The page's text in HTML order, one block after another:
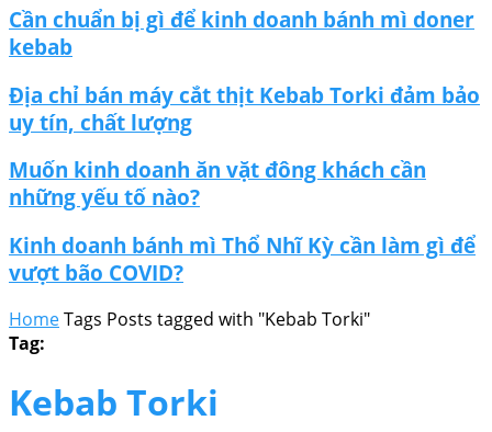
Cần chuẩn bị gì để kinh doanh bánh mì doner
kebab
Địa chỉ bán máy cắt thịt Kebab Torki đảm bảo
uy tín, chất lượng
Muốn kinh doanh ăn vặt đông khách cần
những yếu tố nào?
Kinh doanh bánh mì Thổ Nhĩ Kỳ cần làm gì để
vượt bão COVID?
HomeTags Posts tagged with "Kebab Torki"
Tag:
Kebab Torki